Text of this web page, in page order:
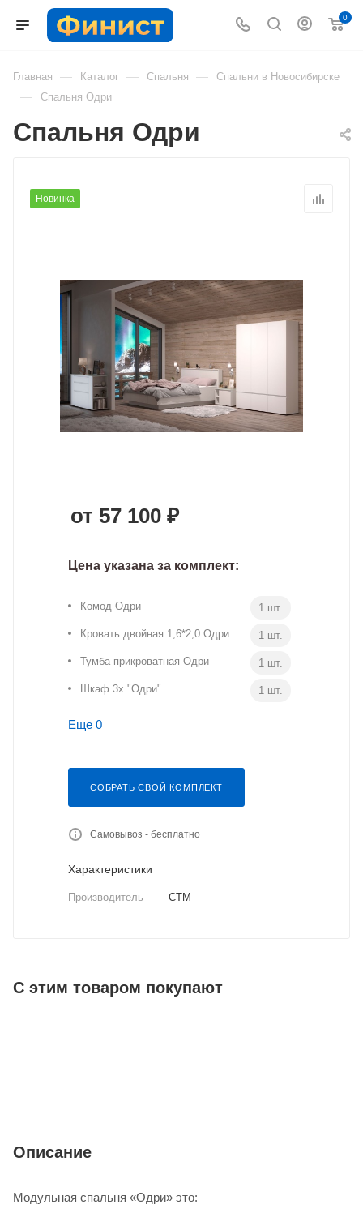
0
Главная — Каталог — Спальня — Спальни в Новосибирске
— Спальня Одри
Спальня Одри
Новинка
от 57 100 ₽
Цена указана за комплект:
Комод Одри 1 шт.
Кровать двойная 1,6*2,0 Одри 1 шт.
Тумба прикроватная Одри 1 шт.
Шкаф 3х "Одри" 1 шт.
Еще 0
СОБРАТЬ СВОЙ КОМПЛЕКТ
Самовывоз - бесплатно
Характеристики
Производитель — СТМ
С этим товаром покупают
Описание
Модульная спальня «Одри» это: